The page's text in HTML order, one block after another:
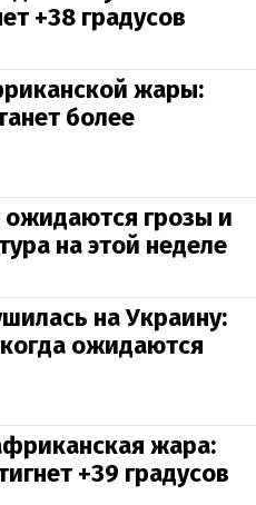
+38 градусов
жары:
более
ожидаются грозы и
на этой неделе
на Украину:
ожидаются
жара:
+39 градусов